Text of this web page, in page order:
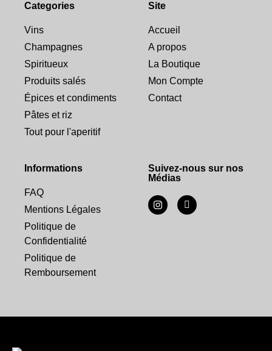
Categories
Vins
Champagnes
Spiritueux
Produits salés
Épices et condiments
Pâtes et riz
Tout pour l'aperitif
Site
Accueil
A propos
La Boutique
Mon Compte
Contact
Informations
FAQ
Mentions Légales
Politique de
Confidentialité
Politique de
Remboursement
Suivez-nous sur nos
Médias